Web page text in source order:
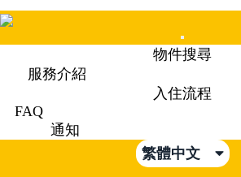
Mobile
Menu
物件搜尋
服務介紹
入住流程
FAQ
通知
繁體中文